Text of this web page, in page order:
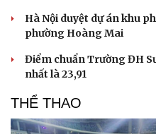
Hà Nội duyệt dự án khu
phường Hoàng Mai
Điểm chuẩn Trường ĐH
nhất là 23,91
THỂ THAO